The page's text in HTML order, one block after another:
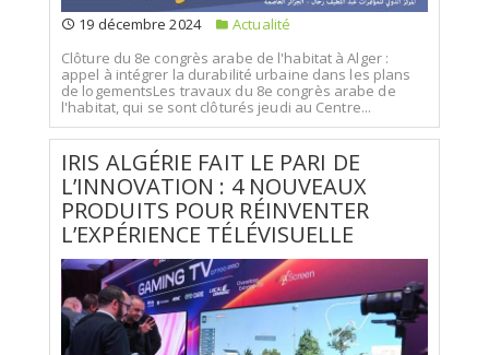
19 décembre 2024
Actualité
Clôture du 8e congrès arabe de l'habitat à Alger :
appel à intégrer la durabilité urbaine dans les plans
de logementsLes travaux du 8e congrès arabe de
l'habitat, qui se sont clôturés jeudi au Centre...
IRIS ALGÉRIE FAIT LE PARI DE
L’INNOVATION : 4 NOUVEAUX
PRODUITS POUR RÉINVENTER
L’EXPÉRIENCE TÉLÉVISUELLE